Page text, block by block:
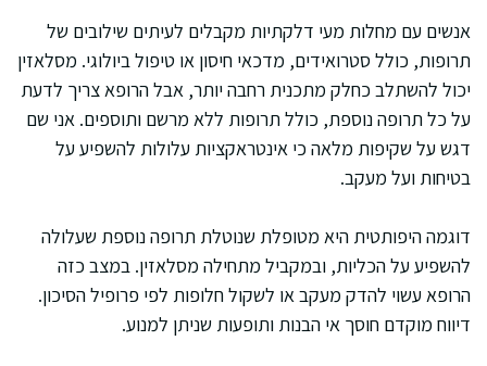
אנשים עם מחלות מעי דלקתיות מקבלים לעיתים שילובים של
תרופות, כולל סטרואידים, מדכאי חיסון או טיפול ביולוגי. מסלאזין
יכול להשתלב כחלק מתכנית רחבה יותר, אבל הרופא צריך לדעת
על כל תרופה נוספת, כולל תרופות ללא מרשם ותוספים. אני שם
דגש על שקיפות מלאה כי אינטראקציות עלולות להשפיע על
בטיחות ועל מעקב.
דוגמה היפותטית היא מטופלת שנוטלת תרופה נוספת שעלולה
להשפיע על הכליות, ובמקביל מתחילה מסלאזין. במצב כזה
הרופא עשוי להדק מעקב או לשקול חלופות לפי פרופיל הסיכון.
דיווח מוקדם חוסך אי הבנות ותופעות שניתן למנוע.